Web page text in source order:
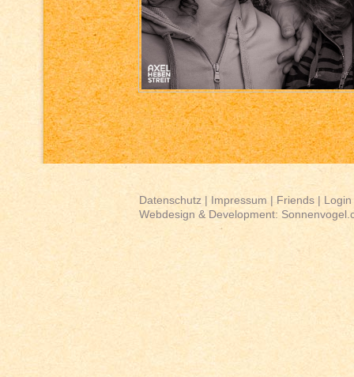
Datenschutz | Impressum | Friends | Login
Webdesign & Development: